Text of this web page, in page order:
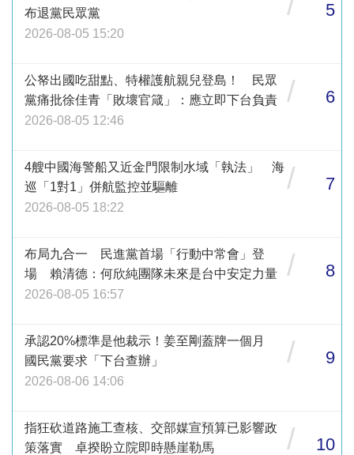
布退黨民眾黨
2026-08-05 15:20
5
公帑出國吃甜點、特權護航親兒登島！ 民眾
黨痛批徐佳青「敗壞官箴」：應立即下台負責
2026-08-05 12:46
/ 6
4艘中國海警船又近金門限制水域「執法」 海
巡「1對1」併航監控並驅離
2026-08-05 18:22
/ 7
布局九合一 民進黨首場「行動中常會」登
場 賴清德：何欣純團隊未來是台中安定力量
2026-08-05 16:57
/ 8
承認20%標準是他裁示！姜至剛蓋牌一個月
國民黨要求「下台查辦」
2026-08-06 14:06
/ 9
指狂砍道路施工查核、交部媒宣預算已影響政
策落實 卓揆盼立院即時懸崖勒馬
/ 10